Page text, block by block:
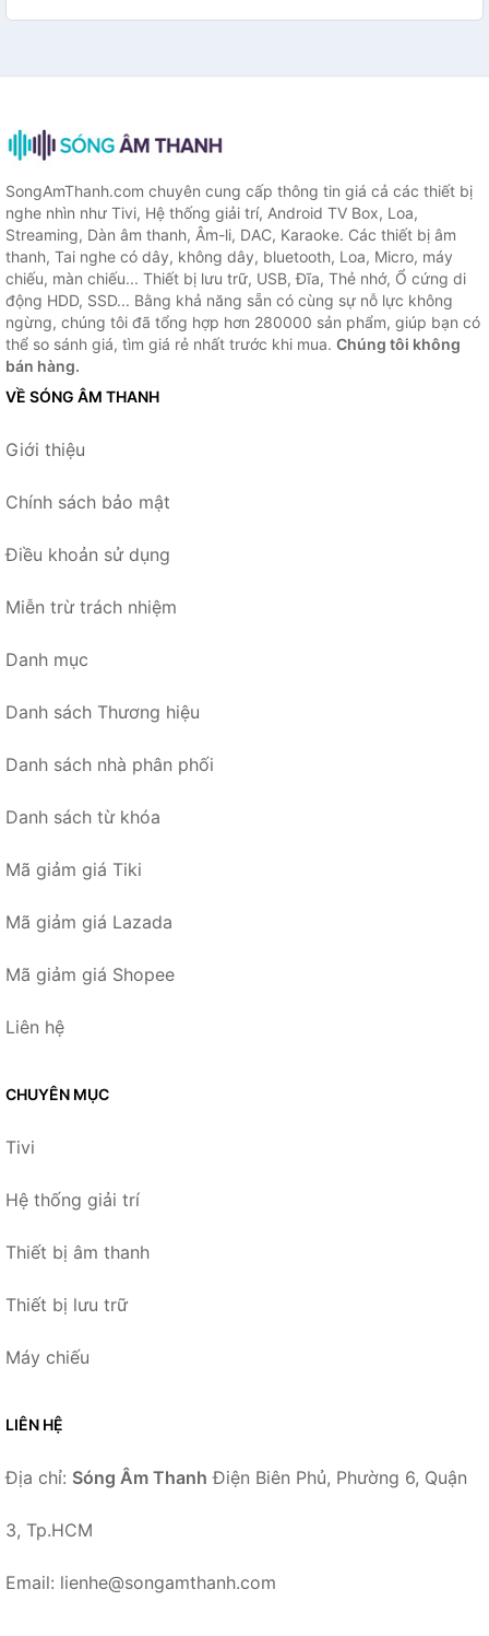
SongAmThanh.com chuyên cung cấp thông tin giá cả các thiết bị
nghe nhìn như Tivi, Hệ thống giải trí, Android TV Box, Loa,
Streaming, Dàn âm thanh, Âm-li, DAC, Karaoke. Các thiết bị âm
thanh, Tai nghe có dây, không dây, bluetooth, Loa, Micro, máy
chiếu, màn chiếu... Thiết bị lưu trữ, USB, Đĩa, Thẻ nhớ, Ổ cứng di
động HDD, SSD... Bằng khả năng sẵn có cùng sự nỗ lực không
ngừng, chúng tôi đã tổng hợp hơn 280000 sản phẩm, giúp bạn có
thể so sánh giá, tìm giá rẻ nhất trước khi mua. Chúng tôi không
bán hàng.
VỀ SÓNG ÂM THANH
Giới thiệu
Chính sách bảo mật
Điều khoản sử dụng
Miễn trừ trách nhiệm
Danh mục
Danh sách Thương hiệu
Danh sách nhà phân phối
Danh sách từ khóa
Mã giảm giá Tiki
Mã giảm giá Lazada
Mã giảm giá Shopee
Liên hệ
CHUYÊN MỤC
Tivi
Hệ thống giải trí
Thiết bị âm thanh
Thiết bị lưu trữ
Máy chiếu
LIÊN HỆ
Địa chỉ: Sóng Âm Thanh Điện Biên Phủ, Phường 6, Quận
3, Tp.HCM
Email: lienhe@songamthanh.com